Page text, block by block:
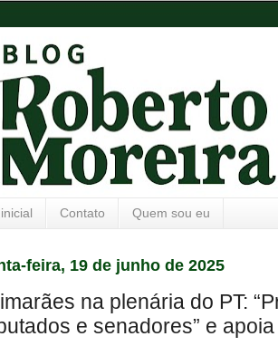
Contato Quem sou eu
feira, 19 de junho de 2025
na plenária do PT:
e senadores” e